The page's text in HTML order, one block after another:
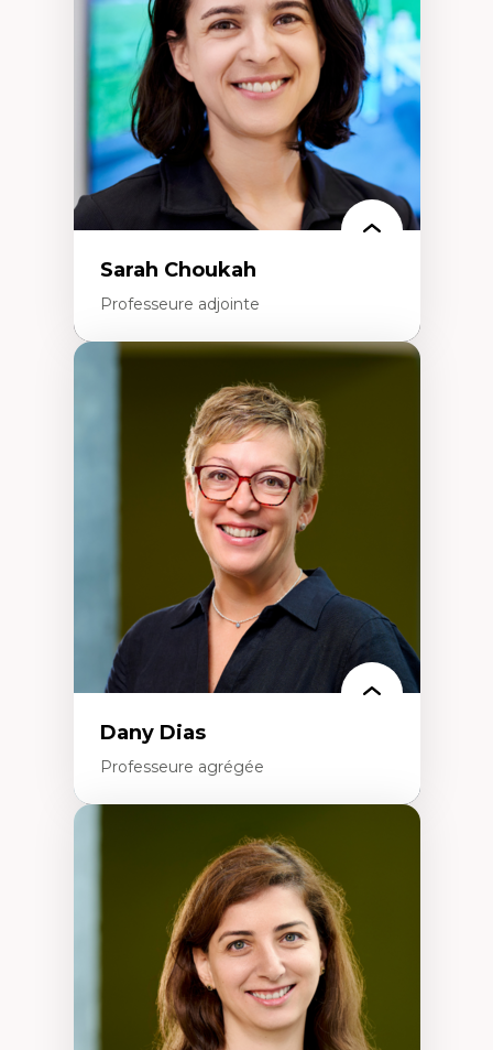
Extractivisme
Classes sociales
Mouvements sociaux
Théories de l’État
Sarah Choukah
Professeure adjointe
Démocratisation des nouvelles
technologies et biotechnologies
Données ouvertes
Bioart, programmation et électronique
Histoire sociale et culturelle des
technologies numériques
Résistances et droits numériques
Internet des objets
Problématiques relatives à l’intelligence
artificielle, l’apprentissage machine et les
hautes technologies
Féminismes et nouvelles technologies
Dany Dias
Professeure agrégée
Pédagogies critiques et justice sociale
Éthique relationnelle et sollicitude en
éducation
Décolonisation et autochtonisation de la
formation à l’enseignement
Littératie et didactique du français
Éducation inclusive
Formation à l’enseignement en contexte
francophone minoritaire
Identité linguistique et culturelle
Recherche-action et approches